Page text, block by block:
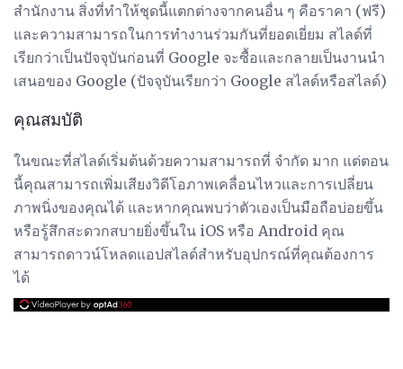
สำนักงาน สิ่งที่ทำให้ชุดนี้แตกต่างจากคนอื่น ๆ คือราคา (ฟรี)
และความสามารถในการทำงานร่วมกันที่ยอดเยี่ยม สไลด์ที่
เรียกว่าเป็นปัจจุบันก่อนที่ Google จะซื้อและกลายเป็นงานนำ
เสนอของ Google (ปัจจุบันเรียกว่า Google สไลด์หรือสไลด์)
คุณสมบัติ
ในขณะที่สไลด์เริ่มต้นด้วยความสามารถที่ จำกัด มาก แต่ตอน
นี้คุณสามารถเพิ่มเสียงวิดีโอภาพเคลื่อนไหวและการเปลี่ยน
ภาพนิ่งของคุณได้ และหากคุณพบว่าตัวเองเป็นมือถือบ่อยขึ้น
หรือรู้สึกสะดวกสบายยิ่งขึ้นใน iOS หรือ Android คุณ
สามารถดาวน์โหลดแอปสไลด์สำหรับอุปกรณ์ที่คุณต้องการ
ได้